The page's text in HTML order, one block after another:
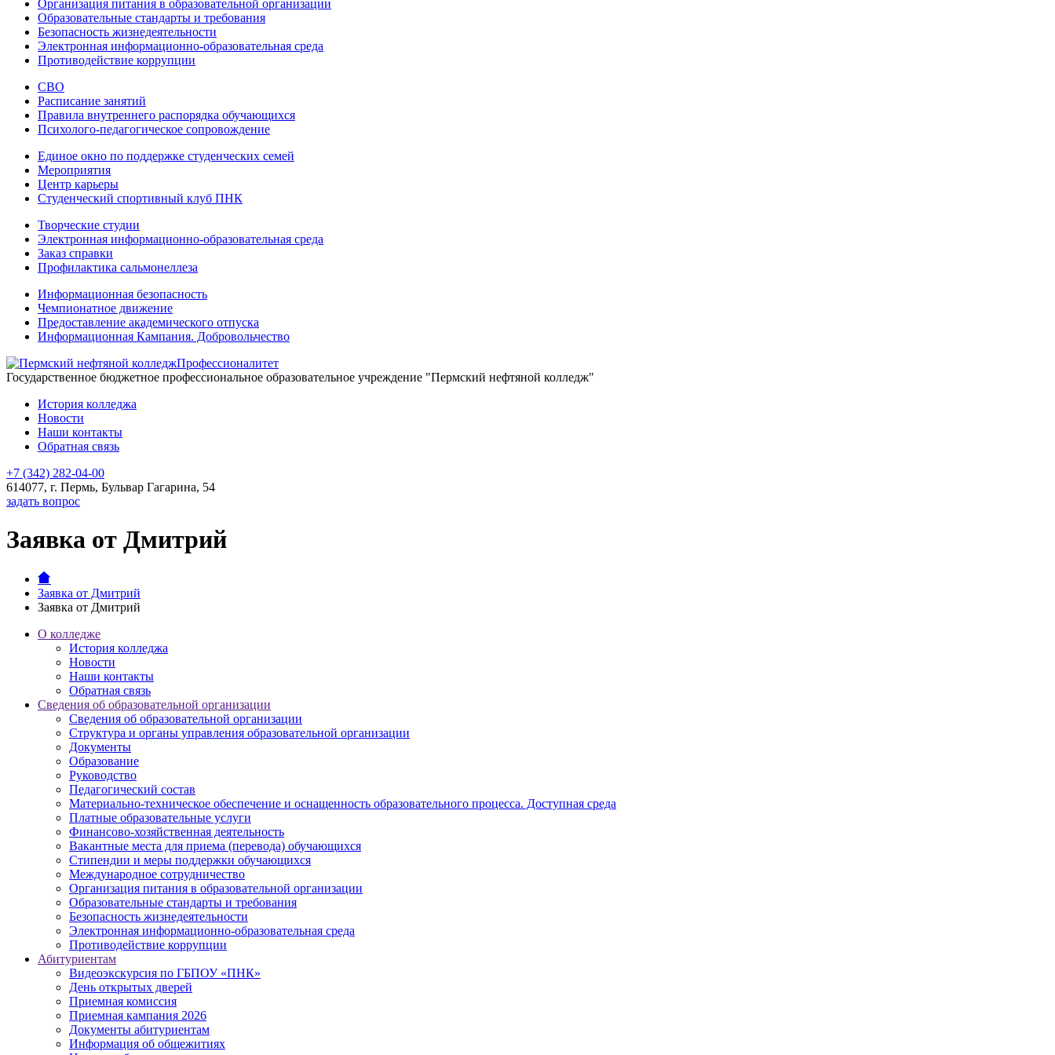
Организация питания в образовательной организации
Образовательные стандарты и требования
Безопасность жизнедеятельности
Электронная информационно-образовательная среда
Противодействие коррупции
СВО
Расписание занятий
Правила внутреннего распорядка обучающихся
Психолого-педагогическое сопровождение
Единое окно по поддержке студенческих семей
Мероприятия
Центр карьеры
Студенческий спортивный клуб ПНК
Творческие студии
Электронная информационно-образовательная среда
Заказ справки
Профилактика сальмонеллеза
Информационная безопасность
Чемпионатное движение
Предоставление академического отпуска
Информационная Кампания. Добровольчество
Профессионалитет
Государственное бюджетное профессиональное образовательное учреждение "Пермский нефтяной колледж"
История колледжа
Новости
Наши контакты
Обратная связь
+7 (342) 282-04-00
614077, г. Пермь, Бульвар Гагарина, 54
задать вопрос
Заявка от Дмитрий
Заявка от Дмитрий
Заявка от Дмитрий
О колледже
История колледжа
Новости
Наши контакты
Обратная связь
Сведения об образовательной организации
Сведения об образовательной организации
Структура и органы управления образовательной организации
Документы
Образование
Руководство
Педагогический состав
Материально-техническое обеспечение и оснащенность образовательного процесса. Доступная среда
Платные образовательные услуги
Финансово-хозяйственная деятельность
Вакантные места для приема (перевода) обучающихся
Стипендии и меры поддержки обучающихся
Международное сотрудничество
Организация питания в образовательной организации
Образовательные стандарты и требования
Безопасность жизнедеятельности
Электронная информационно-образовательная среда
Противодействие коррупции
Абитуриентам
Видеоэкскурсия по ГБПОУ «ПНК»
День открытых дверей
Приемная комиссия
Приемная кампания 2026
Дoкументы абитуриентам
Информация об общежитиях